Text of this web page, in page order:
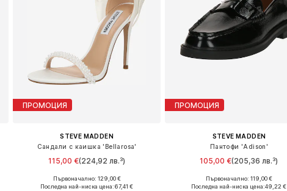
ПРОМОЦИЯ
STEVE MADDEN
Сандали с каишка 'Bellarosa'
115,00 €(224,92 лв.³)
Налични размери: 37, 38, 39, 40, 41, 42
Първоначално: 129,00 €
Последна най-ниска цена:67,41 €
ПРОМОЦИЯ
STEVE MADDEN
Пантофи 'Adison'
105,00 €(205,36 лв.³)
+2
Предлага се в много размери
Първоначално: 119,00 €
Последна най-ниска цена:49,22 €